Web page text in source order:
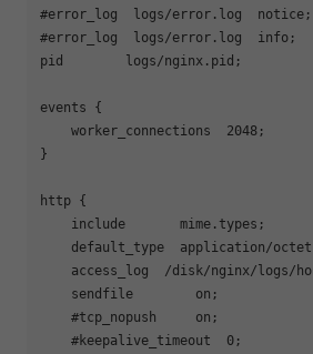
#error_log  logs/error.log  notice;
#error_log  logs/error.log  info;
pid        logs/nginx.pid;
events {
    worker_connections  2048;
}
http {
    include       mime.types;
default_type  application/
access_log  /disk/nginx/logs/
    sendfile        on;
    #tcp_nopush     on;
    #keepalive_timeout  0;